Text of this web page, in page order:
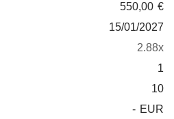
550,00 €
15/01/2027
2.88x
1
10
- EUR